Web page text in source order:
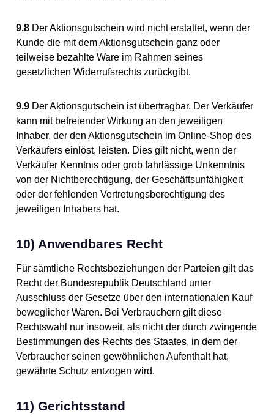
9.8 Der Aktionsgutschein wird nicht erstattet, wenn der
Kunde die mit dem Aktionsgutschein ganz oder
teilweise bezahlte Ware im Rahmen seines
gesetzlichen Widerrufsrechts zurückgibt.
9.9 Der Aktionsgutschein ist übertragbar. Der Verkäufer
kann mit befreiender Wirkung an den jeweiligen
Inhaber, der den Aktionsgutschein im Online-Shop des
Verkäufers einlöst, leisten. Dies gilt nicht, wenn der
Verkäufer Kenntnis oder grob fahrlässige Unkenntnis
von der Nichtberechtigung, der Geschäftsunfähigkeit
oder der fehlenden Vertretungsberechtigung des
jeweiligen Inhabers hat.
10) Anwendbares Recht
Für sämtliche Rechtsbeziehungen der Parteien gilt das
Recht der Bundesrepublik Deutschland unter
Ausschluss der Gesetze über den internationalen Kauf
beweglicher Waren. Bei Verbrauchern gilt diese
Rechtswahl nur insoweit, als nicht der durch zwingende
Bestimmungen des Rechts des Staates, in dem der
Verbraucher seinen gewöhnlichen Aufenthalt hat,
gewährte Schutz entzogen wird.
11) Gerichtsstand